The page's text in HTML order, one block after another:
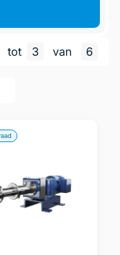
tot 3 van 6